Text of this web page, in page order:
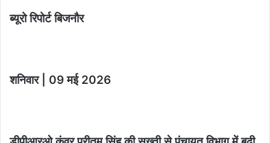
ब्यूरो रिपोर्ट बिजनौर
शनिवार | 09 मई 2026